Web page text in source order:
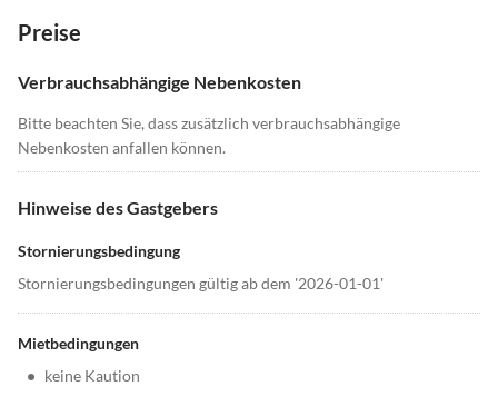
Preise
Verbrauchsabhängige Nebenkosten
Bitte beachten Sie, dass zusätzlich verbrauchsabhängige
Nebenkosten anfallen können.
Hinweise des Gastgebers
Stornierungsbedingung
Stornierungsbedingungen gültig ab dem '2026-01-01'
Mietbedingungen
• keine Kaution